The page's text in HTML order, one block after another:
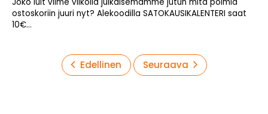
ostoskoriin juuri nyt? Alekoodilla SATOKAUSIKALENTERI saat
10€...
ArtikkelienEdellinen Seuraava